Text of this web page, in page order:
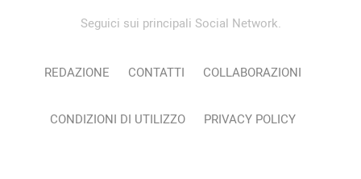
Seguici sui principali Social Network.
REDAZIONE CONTATTI COLLABORAZIONI
CONDIZIONI DI UTILIZZO PRIVACY POLICY